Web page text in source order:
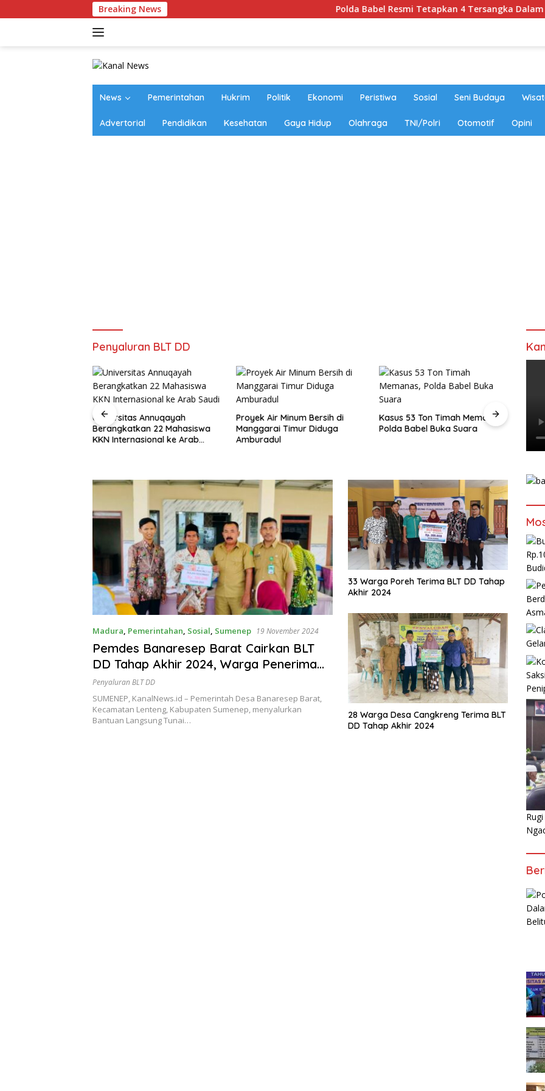
ke
Breaking News Polda Babel Resmi Tetapkan 4 Tersangka Dalam Perkara
News Pemerintahan Hukrim Politik Ekonomi Peristiwa Sosial Seni Budaya
Advertorial Pendidikan Kesehatan Gaya Hidup Olahraga TNI/Polri Otomotif Opini
Penyaluran BLT DD
Universitas Annuqayah
Berangkatkan 22 Mahasiswa
KKN Internasional ke Arab
Proyek Air Minum Bersih di
Manggarai Timur Diduga
Amburadul
Kasus 53 Ton Timah Memanas,
Polda Babel Buka Suara
Madura, Pemerintahan, Sosial, Sumenep 19 November 2024
Pemdes Banaresep Barat Cairkan BLT
DD Tahap Akhir 2024, Warga Penerima
Bantuan Bahagia
Penyaluran BLT DD
SUMENEP, KanalNews.id – Pemerintah Desa Banaresep Barat,
Kecamatan Lenteng, Kabupaten Sumenep, menyalurkan
Bantuan Langsung Tunai…
33 Warga Poreh Terima BLT DD Tahap
Akhir 2024
28 Warga Desa Cangkreng Terima BLT
DD Tahap Akhir 2024